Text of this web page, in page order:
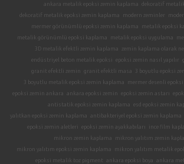
ankara metalik epoksi zemin kaplama dekoratif
dekoratif metalik epoksi zemin kaplama
modern zeminler
mermer görünümlü epoksi zemin kaplama
metalik epoksi
metalik görünümlü epoksi kaplama
metalik epoksi uygulama
3D metalik efektli zemin kaplama
zemin kaplama olarak
endüstriyel beton metalik epoksi epoksi zemin nasıl yapılır
granit efektli zemin granit efektli masa
3 boyutlu epoksi
3 boyutlu metalik epoksi zemin kaplama
mermer desenli
epoksi zemin ankara ankara epoksi zemin epoksi zemin astarı
antistatik epoksi zemin kaplama esd epoksi zemin
yalıtkan epoksi zemin kaplama antibakteriyel epoksi zemin kaplama
epoksi zemin aletleri epoksi zemin ayakkabıları
ince film
mikron zemin kaplama
mikron yalıtım zemin
mikron yalıtım epoksi zemin kaplama
mikron yalıtım metalik
epoksi metalik toz pigment
ankara epoksi boya ankara